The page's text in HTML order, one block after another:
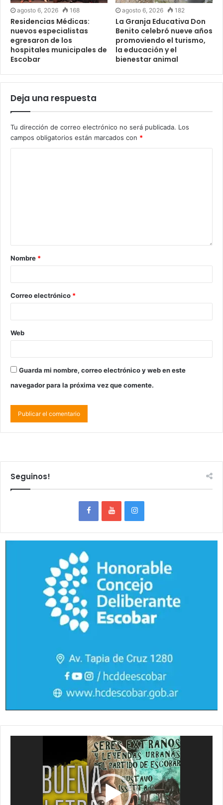
agosto 6, 2026 168
Residencias Médicas:
nuevos especialistas
egresaron de los
hospitales municipales de
Escobar
agosto 6, 2026 182
La Granja Educativa Don
Benito celebró nueve años
promoviendo el turismo,
la educación y el
bienestar animal
Deja una respuesta
Tu dirección de correo electrónico no será publicada. Los
campos obligatorios están marcados con *
Nombre *
Correo electrónico *
Web
Guarda mi nombre, correo electrónico y web en este
navegador para la próxima vez que comente.
Seguinos!